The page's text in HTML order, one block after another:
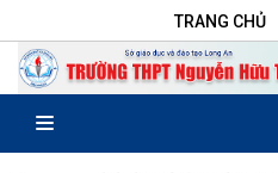
TRANG CHỦ